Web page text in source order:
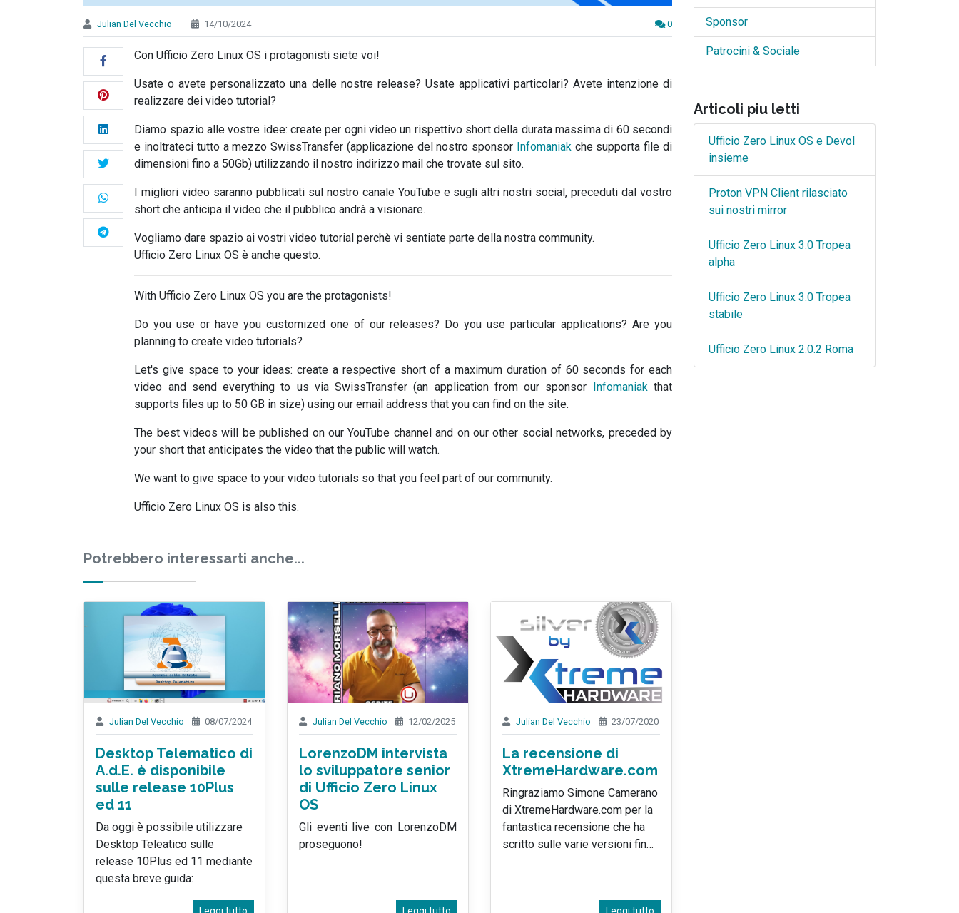
Julian Del Vecchio 14/10/2024 0
Con Ufficio Zero Linux OS i protagonisti siete voi!
Usate o avete personalizzato una delle nostre release? Usate applicativi particolari? Avete intenzione di
realizzare dei video tutorial?
Diamo spazio alle vostre idee: create per ogni video un rispettivo short della durata massima di 60 secondi
e inoltrateci tutto a mezzo SwissTransfer (applicazione del nostro sponsor Infomaniakche supporta file di
dimensioni fino a 50Gb) utilizzando il nostro indirizzo mail che trovate sul sito.
I migliori video saranno pubblicati sul nostro canale YouTube e sugli altri nostri social, preceduti dal vostro
short che anticipa il video che il pubblico andrà a visionare.
Vogliamo dare spazio ai vostri video tutorial perchè vi sentiate parte della nostra community.
Ufficio Zero Linux OS è anche questo.
With Ufficio Zero Linux OS you are the protagonists!
Do you use or have you customized one of our releases? Do you use particular applications? Are you
planning to create video tutorials?
Let's give space to your ideas: create a respective short of a maximum duration of 60 seconds for each
video and send everything to us via SwissTransfer (an application from our sponsor Infomaniakthat
supports files up to 50 GB in size) using our email address that you can find on the site.
The best videos will be published on our YouTube channel and on our other social networks, preceded by
your short that anticipates the video that the public will watch.
We want to give space to your video tutorials so that you feel part of our community.
Ufficio Zero Linux OS is also this.
Potrebbero interessarti anche...
Julian Del Vecchio 08/07/2024
Desktop Telematico di
A.d.E. è disponibile
sulle release 10Plus
ed 11
Da oggi è possibile utilizzare
Desktop Teleatico sulle
release 10Plus ed 11 mediante
questa breve guida:
Julian Del Vecchio 12/02/2025
LorenzoDM intervista
lo sviluppatore senior
di Ufficio Zero Linux
OS
Gli eventi live con LorenzoDM
proseguono!
Julian Del Vecchio 23/07/2020
La recensione di
XtremeHardware.com
Ringraziamo Simone Camerano
di XtremeHardware.com per la
fantastica recensione che ha
scritto sulle varie versioni fin…
Sponsor
Patrocini & Sociale
Articoli piu letti
Ufficio Zero Linux OS e Devol
insieme
Proton VPN Client rilasciato
sui nostri mirror
Ufficio Zero Linux 3.0 Tropea
alpha
Ufficio Zero Linux 3.0 Tropea
stabile
Ufficio Zero Linux 2.0.2 Roma